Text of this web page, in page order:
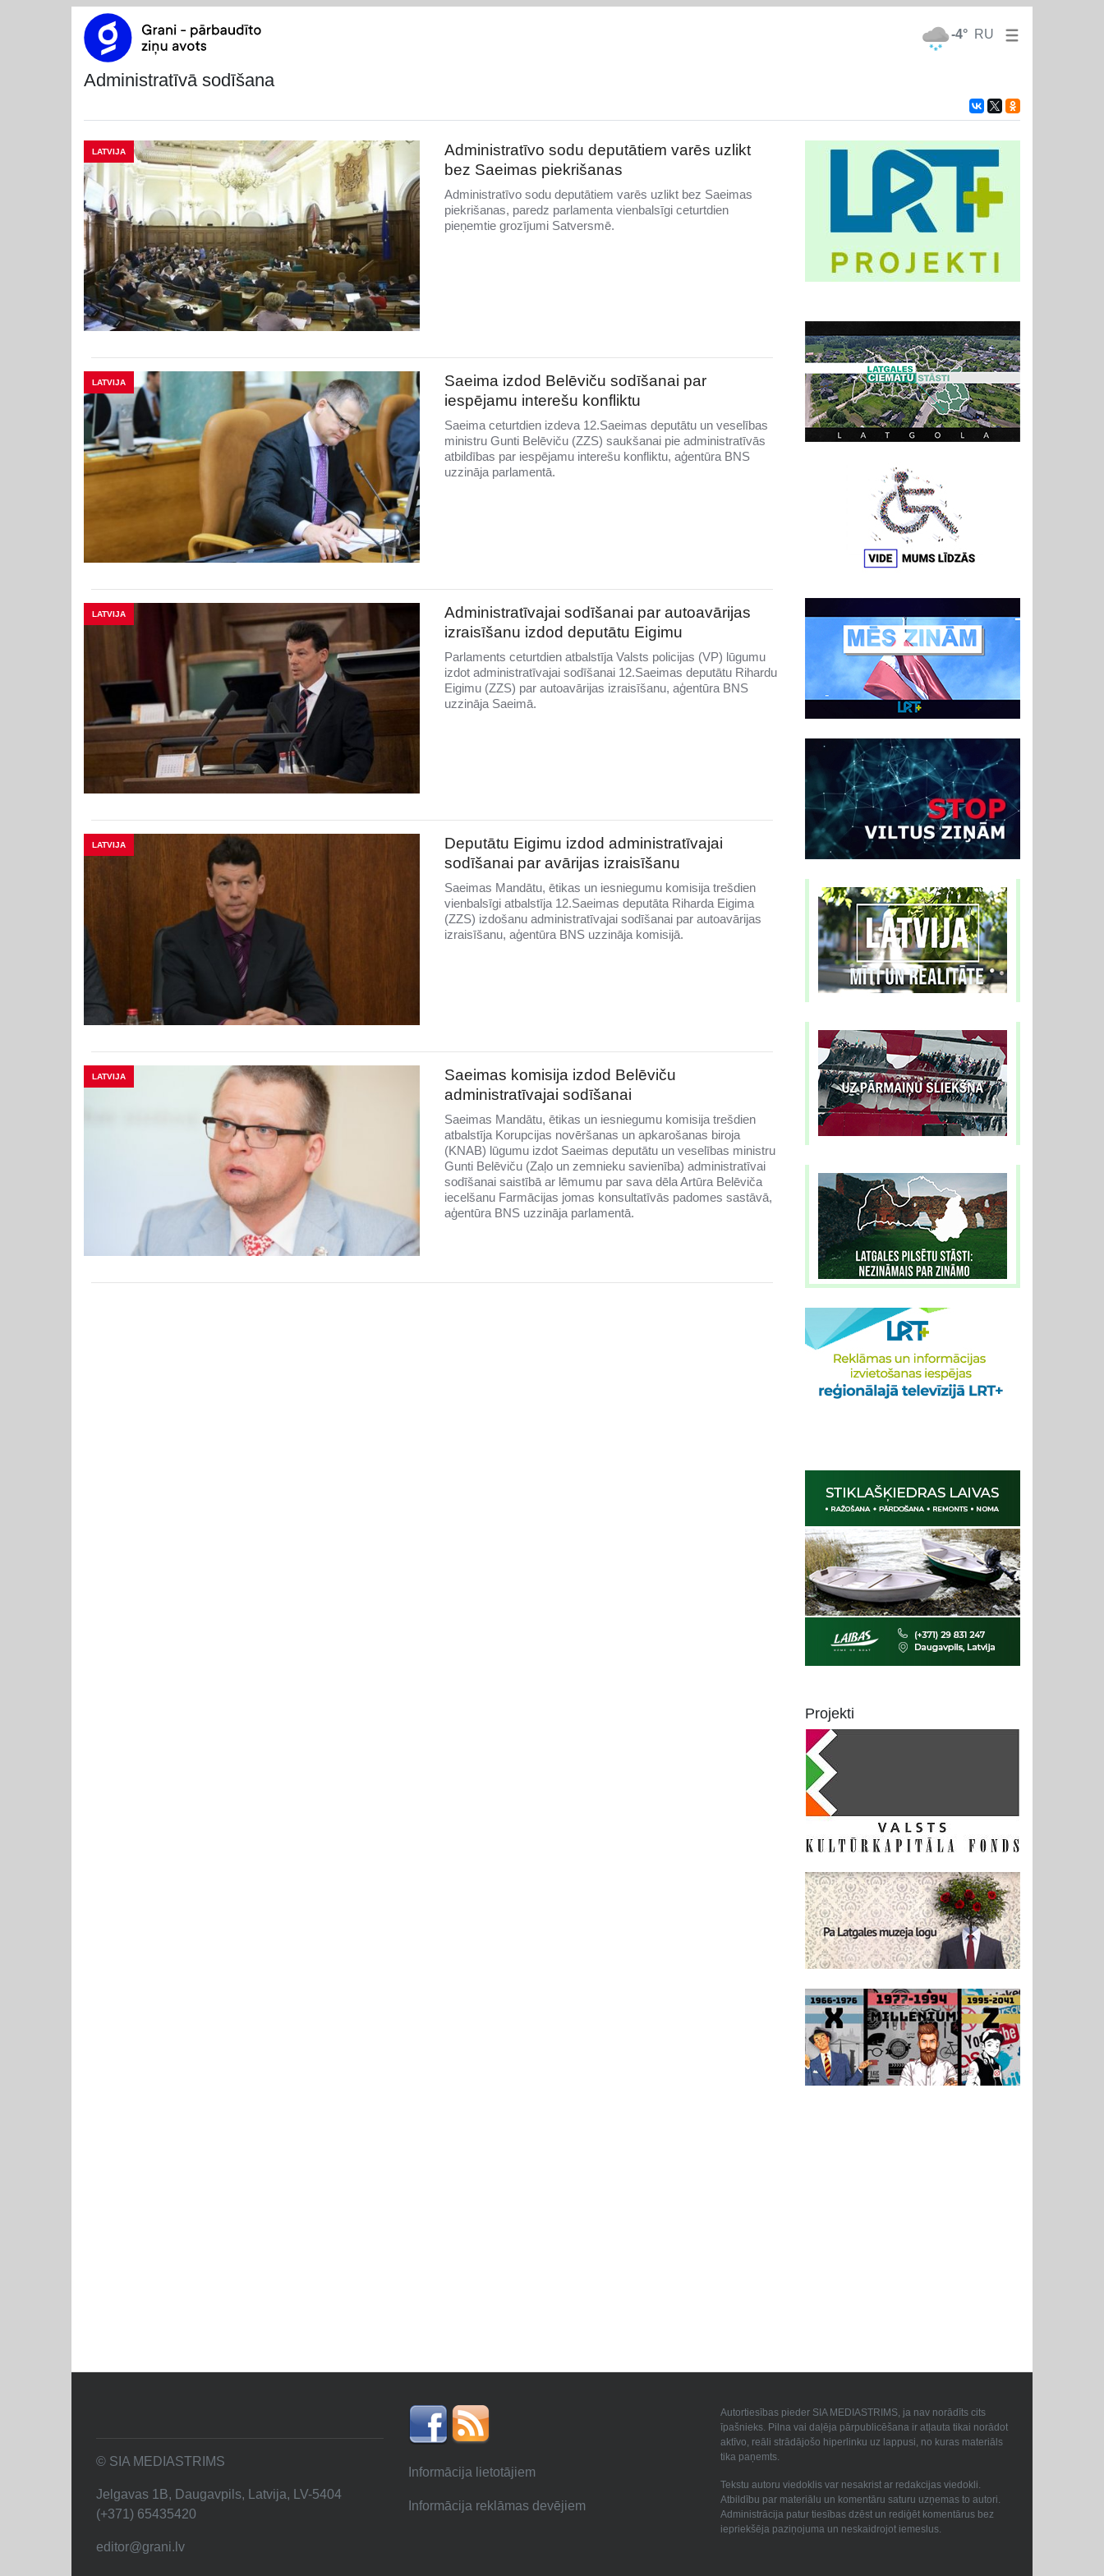
-4° RU
administratīvā sodīšana
LATVIJA
Administratīvo sodu deputātiem varēs uzlikt
bez Saeimas piekrišanas
Administratīvo sodu deputātiem varēs uzlikt bez Saeimas
piekrišanas, paredz parlamenta vienbalsīgi ceturtdien
pieņemtie grozījumi Satversmē.
LATVIJA
Saeima izdod Belēviču sodīšanai par
iespējamu interešu konfliktu
Saeima ceturtdien izdeva 12.Saeimas deputātu un veselības
ministru Gunti Belēviču (ZZS) saukšanai pie administratīvās
atbildības par iespējamu interešu konfliktu, aģentūra BNS
uzzināja parlamentā.
LATVIJA
Administratīvajai sodīšanai par autoavārijas
izraisīšanu izdod deputātu Eigimu
Parlaments ceturtdien atbalstīja Valsts policijas (VP) lūgumu
izdot administratīvajai sodīšanai 12.Saeimas deputātu Rihardu
Eigimu (ZZS) par autoavārijas izraisīšanu, aģentūra BNS
uzzināja Saeimā.
LATVIJA
Deputātu Eigimu izdod administratīvajai
sodīšanai par avārijas izraisīšanu
Saeimas Mandātu, ētikas un iesniegumu komisija trešdien
vienbalsīgi atbalstīja 12.Saeimas deputāta Riharda Eigima
(ZZS) izdošanu administratīvajai sodīšanai par autoavārijas
izraisīšanu, aģentūra BNS uzzināja komisijā.
LATVIJA
Saeimas komisija izdod Belēviču
administratīvajai sodīšanai
Saeimas Mandātu, ētikas un iesniegumu komisija trešdien
atbalstīja Korupcijas novēršanas un apkarošanas biroja
(KNAB) lūgumu izdot Saeimas deputātu un veselības ministru
Gunti Belēviču (Zaļo un zemnieku savienība) administratīvai
sodīšanai saistībā ar lēmumu par sava dēla Artūra Belēviča
iecelšanu Farmācijas jomas konsultatīvās padomes sastāvā,
aģentūra BNS uzzināja parlamentā.
Projekti
© SIA MEDIASTRIMS
Jelgavas 1B, Daugavpils, Latvija, LV-5404
(+371) 65435420
editor@grani.lv
Informācija lietotājiem
Informācija reklāmas devējiem
Autortiesības pieder SIA MEDIASTRIMS, ja nav norādīts cits
īpašnieks. Pilna vai daļēja pārpublicēšana ir atļauta tikai norādot
aktīvo, reāli strādājošo hiperlinku uz lappusi, no kuras materiāls
tika paņemts.
Tekstu autoru viedoklis var nesakrist ar redakcijas viedokli.
Atbildību par materiālu un komentāru saturu uzņemas to autori.
Administrācija patur tiesības dzēst un rediģēt komentārus bez
iepriekšēja paziņojuma un neskaidrojot iemeslus.